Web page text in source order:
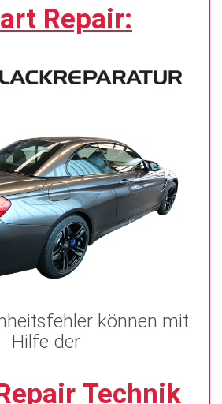
Repair:
können mit
Hilfe der
Technik